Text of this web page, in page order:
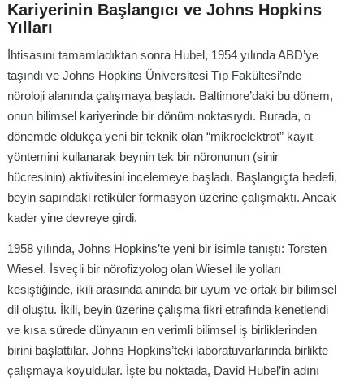
Kariyerinin Başlangıcı ve Johns Hopkins
Yılları
İhtisasını tamamladıktan sonra Hubel, 1954 yılında ABD’ye
taşındı ve Johns Hopkins Üniversitesi Tıp Fakültesi’nde
nöroloji alanında çalışmaya başladı. Baltimore’daki bu dönem,
onun bilimsel kariyerinde bir dönüm noktasıydı. Burada, o
dönemde oldukça yeni bir teknik olan “mikroelektrot” kayıt
yöntemini kullanarak beynin tek bir nöronunun (sinir
hücresinin) aktivitesini incelemeye başladı. Başlangıçta hedefi,
beyin sapındaki retiküler formasyon üzerine çalışmaktı. Ancak
kader yine devreye girdi.
1958 yılında, Johns Hopkins’te yeni bir isimle tanıştı: Torsten
Wiesel. İsveçli bir nörofizyolog olan Wiesel ile yolları
kesiştiğinde, ikili arasında anında bir uyum ve ortak bir bilimsel
dil oluştu. İkili, beyin üzerine çalışma fikri etrafında kenetlendi
ve kısa sürede dünyanın en verimli bilimsel iş birliklerinden
birini başlattılar. Johns Hopkins’teki laboratuvarlarında birlikte
çalışmaya koyuldular. İşte bu noktada, David Hubel’in adını